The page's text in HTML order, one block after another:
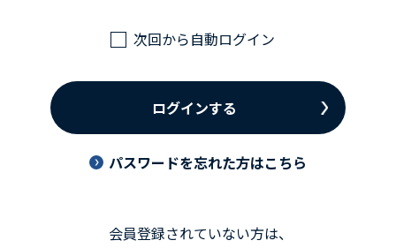
次回から自動ログイン
ログインする
パスワードを忘れた方はこちら
会員登録されていない方は、